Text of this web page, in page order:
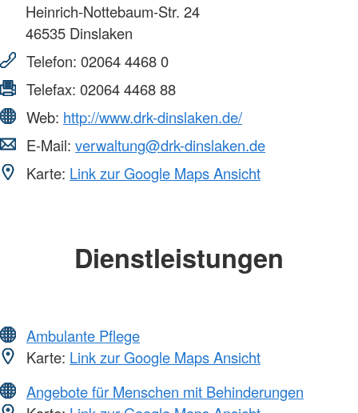
Heinrich-Nottebaum-Str. 24
46535 Dinslaken
Telefon: 02064 4468 0
Telefax: 02064 4468 88
Web: http://www.drk-dinslaken.de/
E-Mail: verwaltung@drk-dinslaken.de
Karte: Link zur Google Maps Ansicht
Dienstleistungen
Ambulante Pflege
Karte: Link zur Google Maps Ansicht
Angebote für Menschen mit Behinderungen